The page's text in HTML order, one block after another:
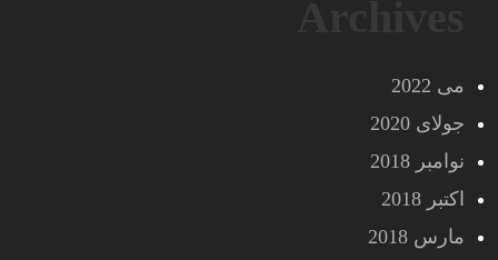
می 2022
جولای 2020
نوامبر 2018
اکتبر 2018
مارس 2018